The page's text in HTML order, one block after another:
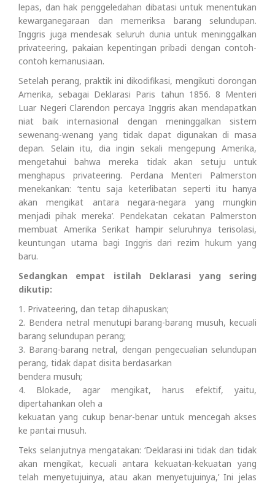
lepas, dan hak penggeledahan dibatasi untuk menentukan
kewarganegaraan dan memeriksa barang selundupan.
Inggris juga mendesak seluruh dunia untuk meninggalkan
privateering, pakaian kepentingan pribadi dengan contoh-
contoh kemanusiaan.
Setelah perang, praktik ini dikodifikasi, mengikuti dorongan
Amerika, sebagai Deklarasi Paris tahun 1856. 8 Menteri
Luar Negeri Clarendon percaya Inggris akan mendapatkan
niat baik internasional dengan meninggalkan sistem
sewenang-wenang yang tidak dapat digunakan di masa
depan. Selain itu, dia ingin sekali mengepung Amerika,
mengetahui bahwa mereka tidak akan setuju untuk
menghapus privateering. Perdana Menteri Palmerston
menekankan: ‘tentu saja keterlibatan seperti itu hanya
akan mengikat antara negara-negara yang mungkin
menjadi pihak mereka’. Pendekatan cekatan Palmerston
membuat Amerika Serikat hampir seluruhnya terisolasi,
keuntungan utama bagi Inggris dari rezim hukum yang
baru.
Sedangkan empat istilah Deklarasi yang sering
dikutip:
1. Privateering, dan tetap dihapuskan;
2. Bendera netral menutupi barang-barang musuh, kecuali
barang selundupan perang;
3. Barang-barang netral, dengan pengecualian selundupan
perang, tidak dapat disita berdasarkan
bendera musuh;
4. Blokade, agar mengikat, harus efektif, yaitu,
dipertahankan oleh a
kekuatan yang cukup benar-benar untuk mencegah akses
ke pantai musuh.
Teks selanjutnya mengatakan: ‘Deklarasi ini tidak dan tidak
akan mengikat, kecuali antara kekuatan-kekuatan yang
telah menyetujuinya, atau akan menyetujuinya,’ Ini jelas